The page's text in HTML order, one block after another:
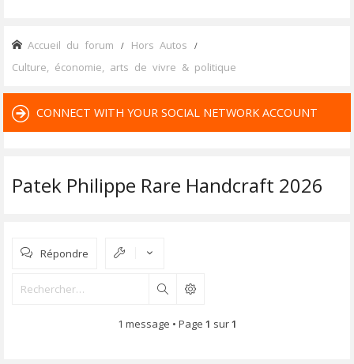
Accueil du forum Hors Autos
Culture, économie, arts de vivre & politique
CONNECT WITH YOUR SOCIAL NETWORK ACCOUNT
Patek Philippe Rare Handcraft 2026
Répondre
Rechercher
1 message • Page 1 sur1